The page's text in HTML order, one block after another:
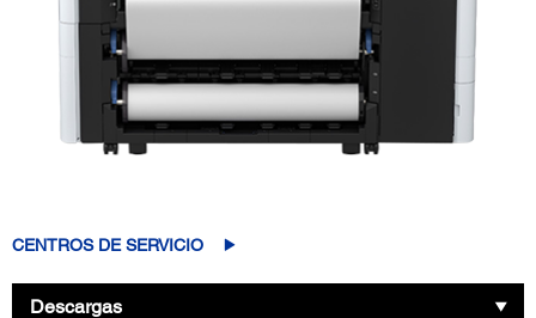
CENTROS DE SERVICIO
Descargas